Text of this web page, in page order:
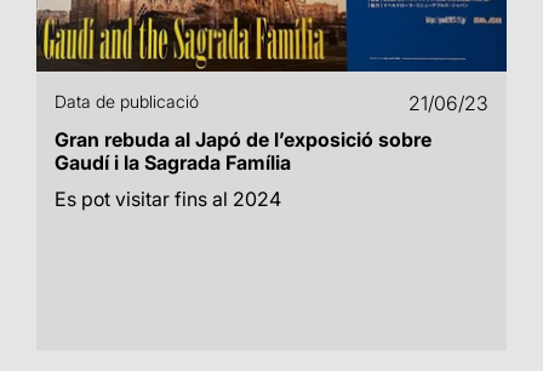
Data de publicació
21/06/23
Gran rebuda al Japó de l’exposició sobre
Gaudí i la Sagrada Família
Es pot visitar fins al 2024